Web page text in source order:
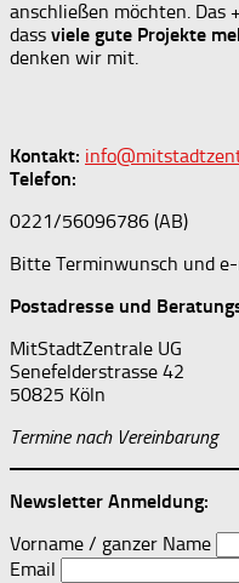
anschließen möchten. Das
dass viele gute Projekte
denken wir mit.
Kontakt:
Telefon:
0221/56096786 (AB)
Bitte Terminwunsch und
Postadresse und
MitStadtZentrale UG
Senefelderstrasse 42
50825 Köln
Termine nach Vereinbarung
Newsletter Anmeldung:
Vorname / ganzer Name
Email